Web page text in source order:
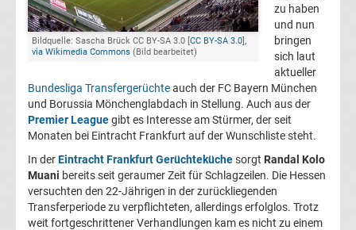
Transfergerüchte
1.
FC
Köln
Transfergerüchte
1.
Bildquelle: Sascha Brück CC BY-SA 3.0 [CC BY-SA 3.0],
via Wikimedia Commons (Bild bearbeitet)
zu haben
und nun
bringen
sich laut
aktueller
Bundesliga Transfergerüchteauch der FC Bayern München
und Borussia Mönchenglabdach in Stellung. Auch aus der
Premier Leaguegibt es Interesse am Stürmer, der seit
Monaten bei Eintracht Frankfurt auf der Wunschliste steht.
In derEintracht Frankfurt Gerüchteküchesorgt Randal Kolo
Muani bereits seit geraumer Zeit für Schlagzeilen. Die Hessen
versuchten den 22-Jährigen in der zurückliegenden
Transferperiode zu verpflichteten, allerdings erfolglos. Trotz
weit fortgeschrittener Verhandlungen kam es nicht zu einem